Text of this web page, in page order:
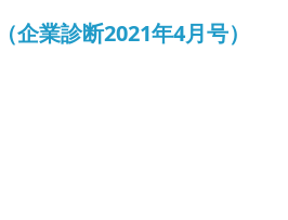
企業診断2021年4月号）